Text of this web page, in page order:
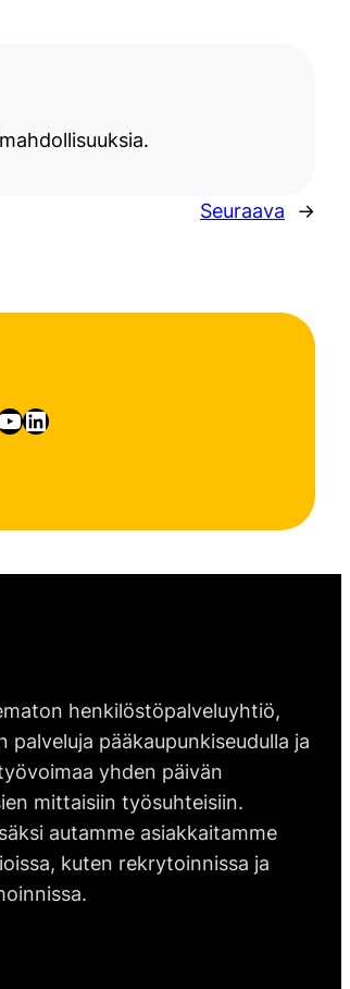
Seuraava →
LinkedIn
henkilöstöpalveluyhtiö,
palveluja pääkaupunkiseudulla ja
yhden päivän
mittaisiin työsuhteisiin.
autamme asiakkaitamme
kuten rekrytoinnissa ja